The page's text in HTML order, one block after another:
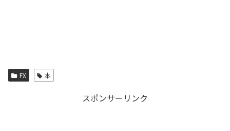
FX 本
スポンサーリンク